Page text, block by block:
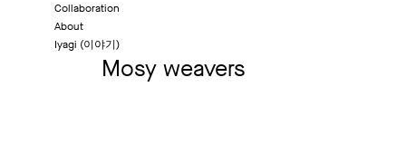
Collaboration
About
Iyagi (이야기)
Mosy weavers